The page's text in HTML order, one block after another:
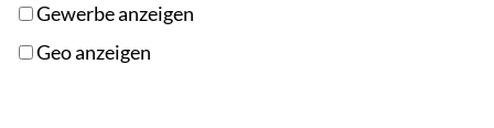
Gewerbe anzeigen
Geo anzeigen